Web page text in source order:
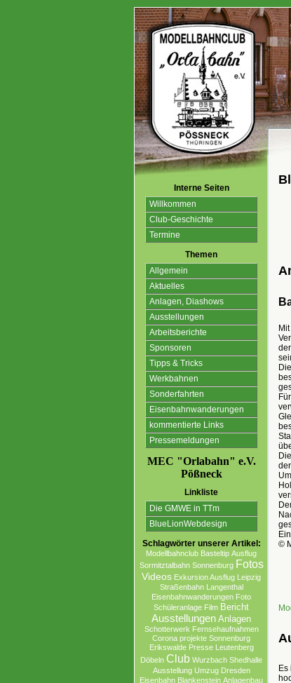
Interne Seiten
Willkommen
Club-Geschichte
Termine
Themen
Allgemein
Aktuelles
Anlagen, Diashows
Ausstellungen
Arbeitsberichte
Sponsoren
Tipps & Tricks
Werkbahnen
Sonderfahrten
Eisenbahnwanderungen
kommentierte Links
Pressemeldungen
MEC "Orlabahn" e.V.
Pößneck
Linkliste
Die GMWE in TTm
BlueLionWebdesign
Schlagwörter unserer Artikel:
Modellbahnclub Basteltip Ausflug
Sormitztalbahn Sonnenburg Fotos
Videos Exkursion Ausflug Leipzig
Straßenbahn Langenthal
Eisenbahnwanderungen Foto
Schüleranlage Film Bericht
Ausstellungen Anlagen
Schotterwerk Fernsehaufnahmen
Corona projekte Sonnenburg
Erikswalde Presse Leutenberg
Döbeln Club Wurzbach Shedhalle
Ausstellung Umzug Dresden
Eisenbahn Blankenstein Anlagenbau
©
Es